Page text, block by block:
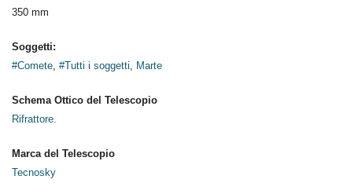
350 mm
Soggetti:
#Comete, #Tutti i soggetti, Marte
Schema Ottico del Telescopio
Rifrattore.
Marca del Telescopio
Tecnosky